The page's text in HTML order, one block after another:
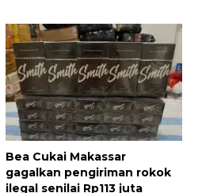
Bea Cukai Makassar
gagalkan pengiriman rokok
ilegal senilai Rp113 juta